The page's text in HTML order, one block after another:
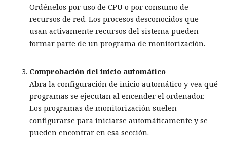
Ordénelos por uso de CPU o por consumo de
recursos de red. Los procesos desconocidos que
usan activamente recursos del sistema pueden
formar parte de un programa de monitorización.
Comprobación del inicio automático
Abra la configuración de inicio automático y vea qué
programas se ejecutan al encender el ordenador.
Los programas de monitorización suelen
configurarse para iniciarse automáticamente y se
pueden encontrar en esa sección.